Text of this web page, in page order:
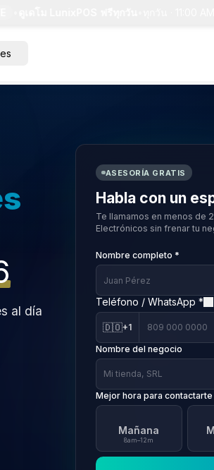
al día
ASESORÍA GRATIS
Habla con un
Te llamamos en menos de
Electrónicos sin frenar tu
Nombre completo *
Teléfono / WhatsApp *
🇩🇴+1
Nombre del negocio
Mejor hora para contactarte
Mañana
8am–12m